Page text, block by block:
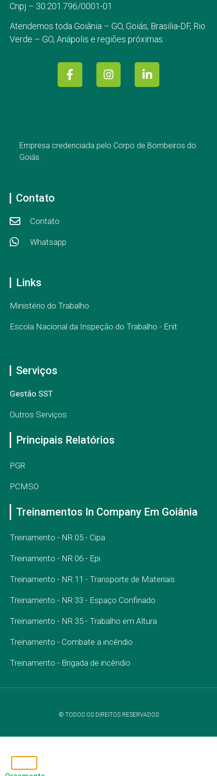
Cnpj – 30.201.796/0001-01
Atendemos toda Goiânia – GO, Goiás, Brasilia-DF, Rio
Verde – GO, Anápolis e regiões próximas.
Empresa credenciada pelo Corpo de Bombeiros do
Goiás.
Contato
Contato
Whatsapp
Links
Ministério do Trabalho
Escola Nacional da Inspeção do Trabalho - Enit
Serviços
Gestão SST
Outros Serviços
Principais Relatórios
PGR
PCMSO
Treinamentos In Company Em Goiânia
Treinamento - NR 05 - Cipa
Treinamento - NR 06 - Epi
Treinamento - NR 11 - Transporte de Materiais
Treinamento - NR 33 - Espaço Confinado
Treinamento - NR 35 - Trabalho em Altura
Treinamento - Combate a incêndio
Treinamento - Brigada de incêndio
© TODOS OS DIREITOS RESERVADOS